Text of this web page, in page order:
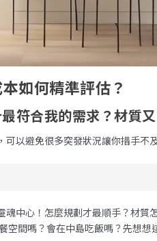
如何精準評估？
符合我的需求？材質
以避免很多突發狀況讓你措手不
魂中心！怎麼規劃才最順手？材
空間嗎？會在中島吃飯嗎？先想想